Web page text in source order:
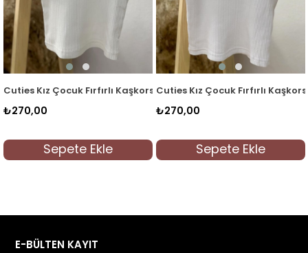
Kol Detaylı Bluz 3292 Mint
Cuties Kız Çocuk Fırfırlı Kaşkorse Kol Detaylı Bluz 3292 Krem
₺270,00
Sepete Ekle
Cuties Kız Çocuk Fırfırlı
₺270,00
Sepete Ekle
E-BÜLTEN KAYIT